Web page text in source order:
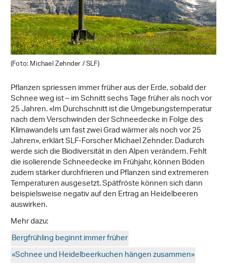
(Foto: Michael Zehnder / SLF)
Pflanzen spriessen immer früher aus der Erde, sobald der
Schnee weg ist – im Schnitt sechs Tage früher als noch vor
25 Jahren. «Im Durchschnitt ist die Umgebungstemperatur
nach dem Verschwinden der Schneedecke in Folge des
Klimawandels um fast zwei Grad wärmer als noch vor 25
Jahren», erklärt SLF-Forscher Michael Zehnder. Dadurch
werde sich die Biodiversität in den Alpen verändern. Fehlt
die isolierende Schneedecke im Frühjahr, können Böden
zudem stärker durchfrieren und Pflanzen sind extremeren
Temperaturen ausgesetzt. Spätfröste können sich dann
beispielsweise negativ auf den Ertrag an Heidelbeeren
auswirken.
Mehr dazu:
Bergfrühling beginnt immer früher
«Schnee und Heidelbeerkuchen hängen zusammen»